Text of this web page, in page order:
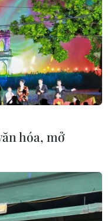
điều trị hiệu quả bằng cách
được kê đơn theo hướng
cụ thể.
hóa, mở